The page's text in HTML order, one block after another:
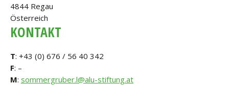
4844 Regau
Österreich
KONTAKT
T: +43 (0) 676 / 56 40 342
F: –
M: sommergruber.l@alu-stiftung.at